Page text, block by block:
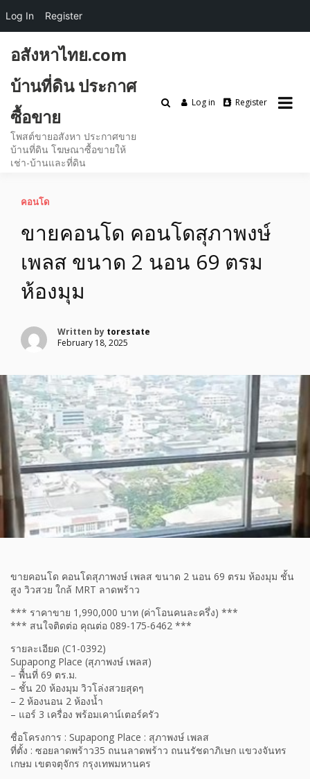
content
อสังหาไทย.com
บ้านที่ดิน ประกาศ
ซื้อขาย
โพสต์ขายอสังหา ประกาศขาย
บ้านที่ดิน โฆษณาซื้อขายให้
เช่า-บ้านและที่ดิน
Log in Register
คอนโด
ขายคอนโด คอนโดสุภาพงษ์
เพลส ขนาด 2 นอน 69 ตรม
ห้องมุม
Written by torestate
February 18, 2025
ขายคอนโด คอนโดสุภาพงษ์ เพลส ขนาด 2 นอน 69 ตรม ห้องมุม ชั้น
สูง วิวสวย ใกล้ MRT ลาดพร้าว
*** ราคาขาย 1,990,000 บาท (ค่าโอนคนละครึ่ง) ***
*** สนใจติดต่อ คุณต่อ 089-175-6462 ***
รายละเอียด (C1-0392)
Supapong Place (สุภาพงษ์ เพลส)
– พื้นที่ 69 ตร.ม.
– ชั้น 20 ห้องมุม วิวโล่งสวยสุดๆ
– 2 ห้องนอน 2 ห้องน้ำ
– แอร์ 3 เครื่อง พร้อมเคาน์เตอร์ครัว
ชื่อโครงการ : Supapong Place : สุภาพงษ์ เพลส
ที่ตั้ง : ซอยลาดพร้าว35 ถนนลาดพร้าว ถนนรัชดาภิเษก แขวงจันทร
เกษม เขตจตุจักร กรุงเทพมหานคร
Log In Register